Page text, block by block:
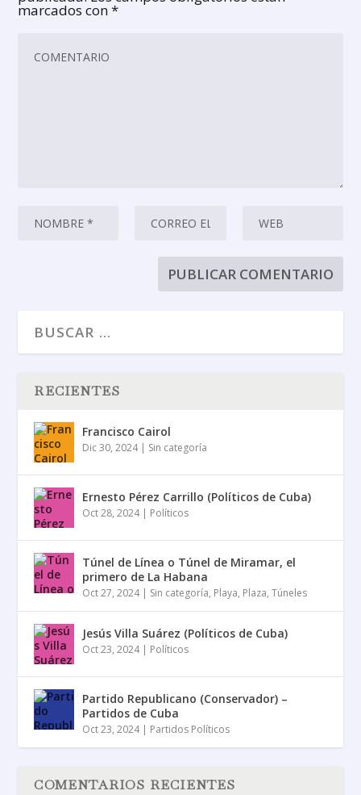
marcados con*
RECIENTES
Francisco Cairol
Dic 30, 2024| Sin categoría
Ernesto Pérez Carrillo (Políticos de Cuba)
Oct 28, 2024| Políticos
Túnel de Línea o Túnel de Miramar, el
primero de La Habana
Oct 27, 2024| Sin categoría, Playa, Plaza,Túneles
Jesús Villa Suárez (Políticos de Cuba)
Oct 23, 2024| Políticos
Partido Republicano (Conservador) –
Partidos de Cuba
Oct 23, 2024| Partidos Políticos
COMENTARIOS RECIENTES